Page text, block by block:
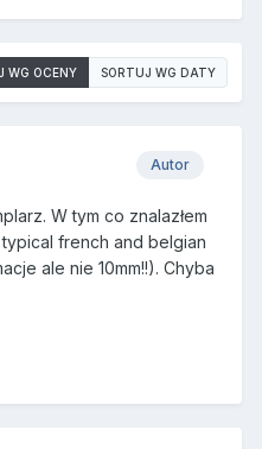
WG OCENY SORTUJ WG DATY
Autor
W tym co znalazłem
french and belgian
ale nie 10mm!!). Chyba